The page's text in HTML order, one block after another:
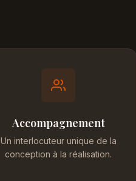
Accompagnement
Un interlocuteur unique de la
conception à la réalisation.